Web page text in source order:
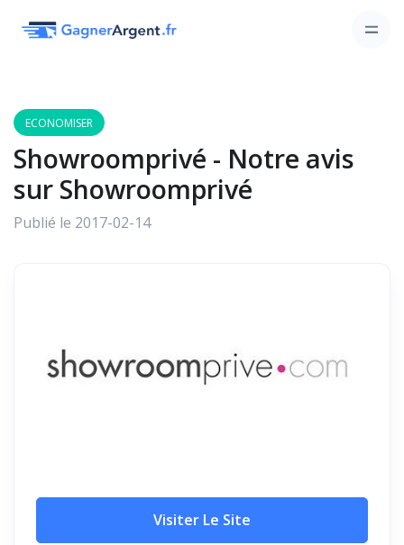
ECONOMISER
Showroomprivé - Notre avis
sur Showroomprivé
Publié le 2017-02-14
Visiter Le Site